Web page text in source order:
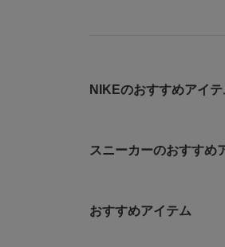
NIKEのおすすめアイテ
スニーカーのおすすめ
おすすめアイテム